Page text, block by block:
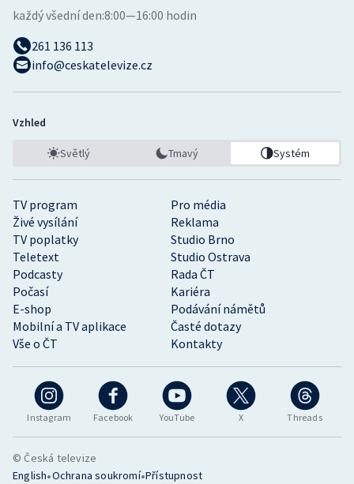
Instagram Facebook YouTube X Threads
TV program
Pro média
Živé vysílání
Reklama
TV poplatky
Studio Brno
Teletext
Studio Ostrava
Podcasty
Rada ČT
Počasí
Kariéra
E-shop
Podávání námětů
Mobilní a TV aplikace
Časté dotazy
Vše o ČT
Kontakty
každý všední den:8:00—16:00 hodin
261 136 113
info@ceskatelevize.cz
Vzhled
Světlý Tmavý Systém
© Česká televize
English•Ochrana soukromí•Přístupnost